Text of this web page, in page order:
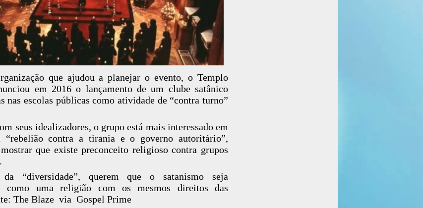
que ajudou a planejar o evento, o Templo
em 2016 o lançamento de um clube satânico
nas escolas públicas como atividade de “contra turno”
seus idealizadores, o grupo está mais interessado em
“rebelião contra a tirania e o governo autoritário”,
que existe preconceito religioso contra grupos
“diversidade”, querem que o satanismo seja
como uma religião com os mesmos direitos das
The Blaze via Gospel Prime